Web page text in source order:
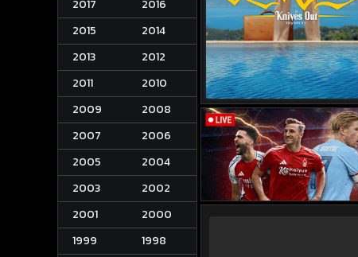
2017
2016
2015
2014
2013
2012
2011
2010
2009
2008
2007
2006
2005
2004
2003
2002
2001
2000
1999
1998